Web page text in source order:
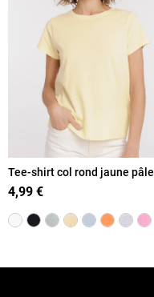
Tee-shirt col rond jaune pâle
femme
4,99 €